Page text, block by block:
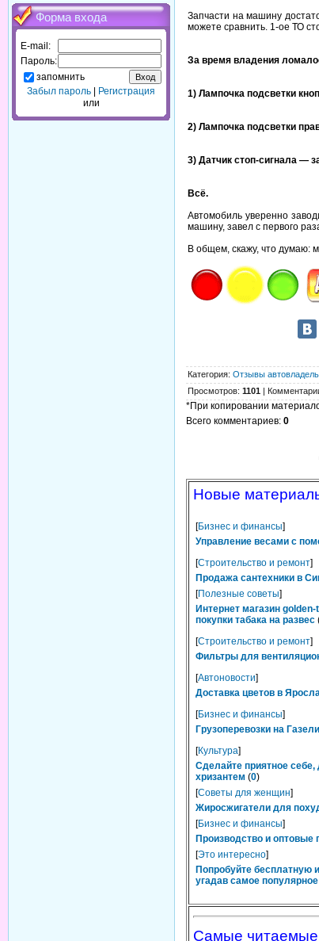
Форма входа
E-mail:
Пароль:
запомнить
Забыл пароль
Регистрация
или
Запчасти на машину
можете сравнить. 1-ое ТО
За время владения
1) Лампочка подсветки
2) Лампочка подсветки
3) Датчик стоп-сигнала —
Всё.
Автомобиль уверенно
машину, завел с первого
В общем, скажу, что думаю:
Категория: Отзывы
Просмотров: 1101 |
*При копировании
Всего комментариев: 0
Новые
[Бизнес и финансы]
Управление весами с
[Строительство и ремонт]
Продажа сантехники в
[Полезные советы]
Интернет магазин
покупки табака на развес
[Строительство и ремонт]
Фильтры для
[Автоновости]
Доставка цветов в
[Бизнес и финансы]
Грузоперевозки на
[Культура]
Сделайте приятное себе,
хризантем (0)
[Советы для женщин]
Жиросжигатели для
[Бизнес и финансы]
Производство и оптовые
[Это интересно]
Попробуйте бесплатную
угадав самое
Самые читаемые